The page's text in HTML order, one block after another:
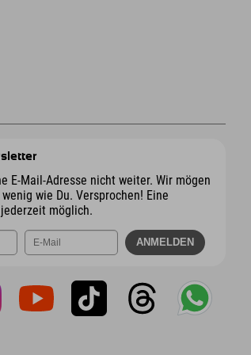
E-Mail-Adresse nicht weiter. Wir mögen
wie Du. Versprochen! Eine
möglich.